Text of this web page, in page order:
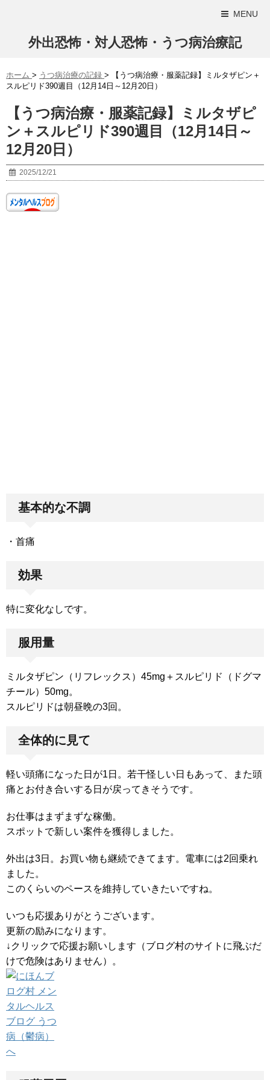
MENU
外出恐怖・対人恐怖・うつ病治療記
ホーム > うつ病治療の記録 >
【うつ病治療・服薬記録】ミルタザピン＋
スルピリド390週目（12月14日～12月20日）
【うつ病治療・服薬記録】ミルタザピ
ン＋スルピリド390週目（12月14日～
12月20日）
2025/12/21
基本的な不調
・首痛
効果
特に変化なしです。
服用量
ミルタザピン（リフレックス）45mg＋スルピリド（ドグマ
チール）50mg。
スルピリドは朝昼晩の3回。
全体的に見て
軽い頭痛になった日が1日。若干怪しい日もあって、また頭
痛とお付き合いする日が戻ってきそうです。
お仕事はまずまずな稼働。
スポットで新しい案件を獲得しました。
外出は3日。お買い物も継続できてます。電車には2回乗れ
ました。
このくらいのペースを維持していきたいですね。
いつも応援ありがとうございます。
更新の励みになります。
↓クリックで応援お願いします（ブログ村のサイトに飛ぶだ
けで危険はありません）。